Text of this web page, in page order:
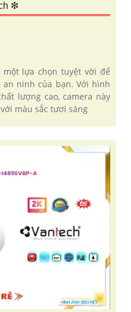
❇
một lựa chọn tuyệt vời để
an ninh của bạn. Với hình
lượng cao, camera này
màu sắc tươi sáng